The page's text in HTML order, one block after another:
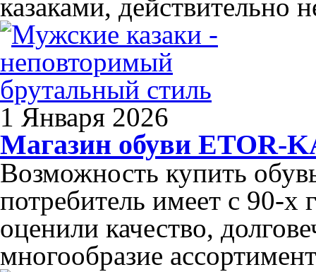
казаками, действительно
1 Января 2026
Магазин обуви ETOR-
Возможность купить
потребитель имеет с 90-х
оценили качество,
многообразие